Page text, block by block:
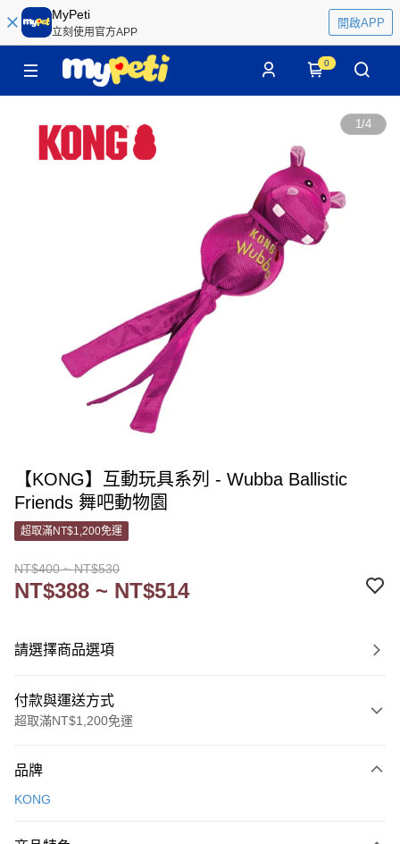
MyPeti
立刻使用官方APP
開啟APP
0
1/4
【KONG】互動玩具系列 - Wubba Ballistic
Friends 舞吧動物園
超取滿NT$1,200免運
NT$400 ~ NT$530
NT$388 ~ NT$514
請選擇商品選項
付款與運送方式
超取滿NT$1,200免運
信用卡一次付款
品牌
KONG